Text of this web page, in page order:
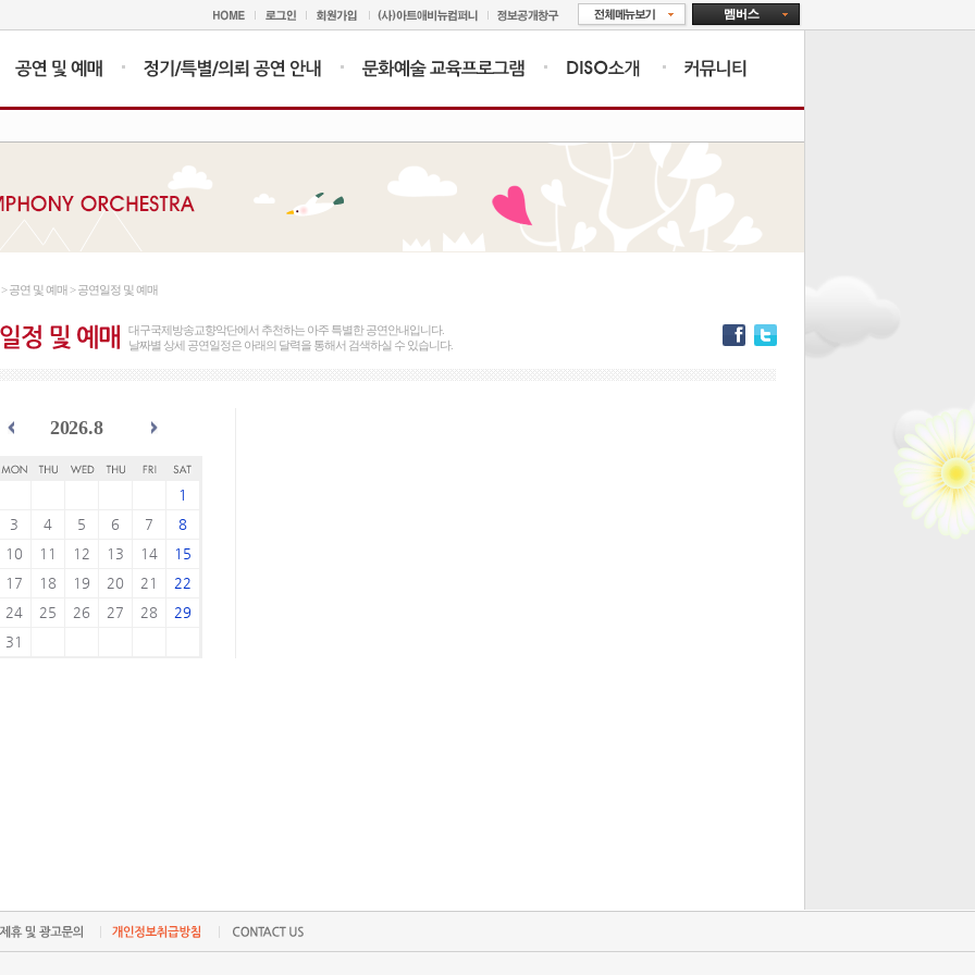
> 공연 및 예매 > 공연일정 및 예매
대구국제방송교향악단에서 추천하는 아주 특별한 공연안내입니다.
날짜별 상세 공연일정은 아래의 달력을 통해서 검색하실 수 있습니다.
2026.8
1
3
4 5 6 7
8
10
11 12 13 14
15
17
18 19 20 21
22
24
25 26 27 28
29
31